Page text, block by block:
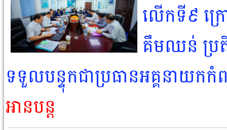
លើកទី៩ ក្
គឹមឈន់ ប្រតិ
ទទួលបន្ទុកជាប្រធានអគ្គនាយ
អានបន្ត